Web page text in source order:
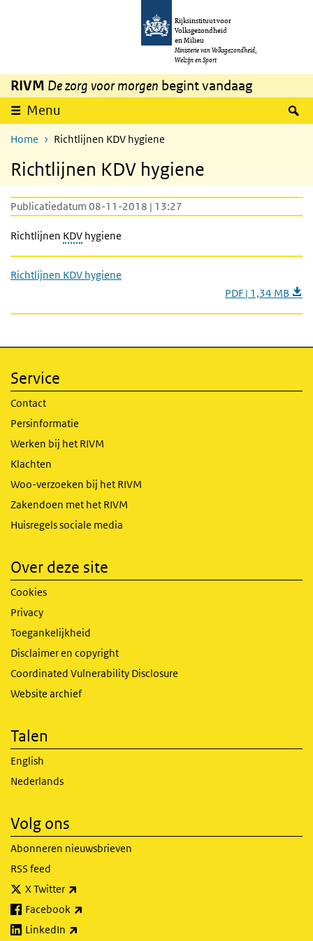
Overslaan en naar de inhoud gaan
Rijksinstituut voor
Volksgezondheid
en Milieu
Ministerie van Volksgezondheid,
Welzijn en Sport
RIVM De zorg voor morgen begint vandaag
Menu
Home Richtlijnen KDV hygiene
Richtlijnen KDV hygiene
Publicatiedatum 08-11-2018 | 13:27
Richtlijnen KDV hygiene
Richtlijnen KDV hygiene
PDF | 1,34 MB
Service
Contact
Persinformatie
Werken bij het RIVM
Klachten
Woo-verzoeken bij het RIVM
Zakendoen met het RIVM
Huisregels sociale media
Over deze site
Cookies
Privacy
Toegankelijkheid
Disclaimer en copyright
Coordinated Vulnerability Disclosure
Website archief
Talen
English
Nederlands
Volg ons
Abonneren nieuwsbrieven
RSS feed
X Twitter
Facebook
LinkedIn